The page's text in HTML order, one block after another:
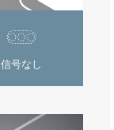
信号なし